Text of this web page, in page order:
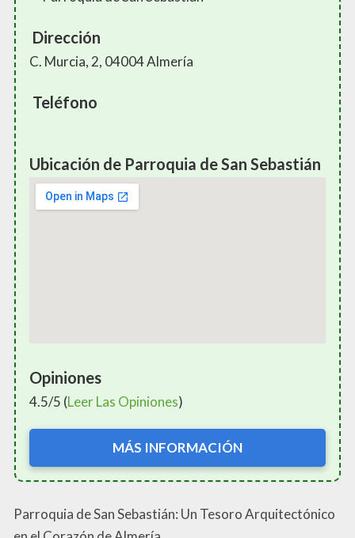
Dirección
C. Murcia, 2, 04004 Almería
Teléfono
Ubicación de Parroquia de San Sebastián
Opiniones
4.5/5 (Leer Las Opiniones)
MÁS INFORMACIÓN
Parroquia de San Sebastián: Un Tesoro Arquitectónico